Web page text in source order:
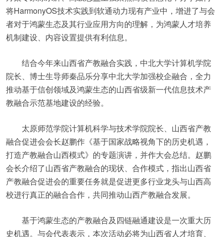
将HarmonyOS技术实践到软通动力现有产业中，增进了与会
者对于鸿蒙生态及其行业应用方向的理解，为鸿蒙人才培养
机制建设、内容设置提供有利信息。
结合今年来山西省产教融合实践，中北大学计算机学院
院长、博士生导师秦品乐分享中北大学加强校企融合，全力
推动基于信创领域及鸿蒙生态的山西省级新一代信息技术产
教融合示范基地建设的经验。
太原师范学院计算机科学与技术学院院长、山西省产教
融合促进会会长赵鹏作《基于国家战略视角下的历史机遇，
打造产教融合山西模式》的专题演讲，并作大会总结。赵鹏
会长介绍了山西省产教融合的现状、合作模式，指出山西省
产教融合促进会的重要任务就是促进更多行业龙头与山西高
校进行真正的融合合作，共同推动山西产教融合发展。
基于鸿蒙生态的产教融合及四链融通建设是一次重大历
史机遇。与会代表表示，本次活动必将为山西省人才培育、